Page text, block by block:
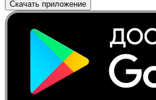
Скачать приложение